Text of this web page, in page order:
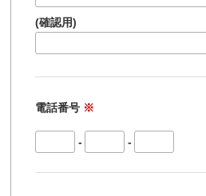
(確認用)
電話番号 ※
- -